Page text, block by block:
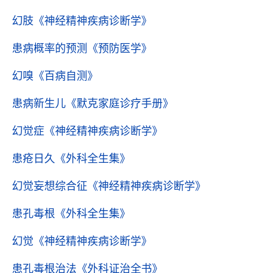
幻肢 《神经精神疾病诊断学》
患病概率的预测 《预防医学》
幻嗅 《百病自测》
患病新生儿 《默克家庭诊疗手册》
幻觉症 《神经精神疾病诊断学》
患疮日久 《外科全生集》
幻觉妄想综合征 《神经精神疾病诊断学》
患孔毒根 《外科全生集》
幻觉 《神经精神疾病诊断学》
患孔毒根治法 《外科证治全书》